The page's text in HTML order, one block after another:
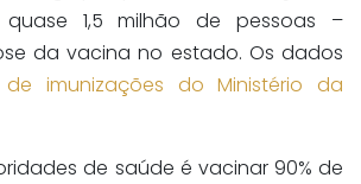
1,5 milhão de pessoas –
da vacina no estado. Os dados
imunizações do Ministério da
de saúde é vacinar 90% de